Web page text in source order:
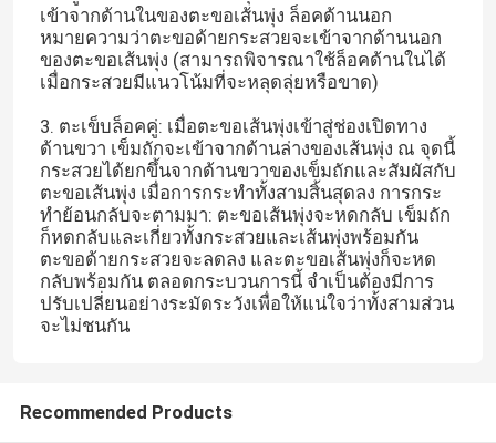
เข้าจากด้านในของตะขอเส้นพุ่ง ล็อคด้านนอก
หมายความว่าตะขอด้ายกระสวยจะเข้าจากด้านนอก
ของตะขอเส้นพุ่ง (สามารถพิจารณาใช้ล็อคด้านในได้
เมื่อกระสวยมีแนวโน้มที่จะหลุดลุ่ยหรือขาด)
3. ตะเข็บล็อคคู่: เมื่อตะขอเส้นพุ่งเข้าสู่ช่องเปิดทาง
ด้านขวา เข็มถักจะเข้าจากด้านล่างของเส้นพุ่ง ณ จุดนี้
กระสวยได้ยกขึ้นจากด้านขวาของเข็มถักและสัมผัสกับ
ตะขอเส้นพุ่ง เมื่อการกระทำทั้งสามสิ้นสุดลง การกระ
ทำย้อนกลับจะตามมา: ตะขอเส้นพุ่งจะหดกลับ เข็มถัก
ก็หดกลับและเกี่ยวทั้งกระสวยและเส้นพุ่งพร้อมกัน
ตะขอด้ายกระสวยจะลดลง และตะขอเส้นพุ่งก็จะหด
กลับพร้อมกัน ตลอดกระบวนการนี้ จำเป็นต้องมีการ
ปรับเปลี่ยนอย่างระมัดระวังเพื่อให้แน่ใจว่าทั้งสามส่วน
จะไม่ชนกัน
Recommended Products